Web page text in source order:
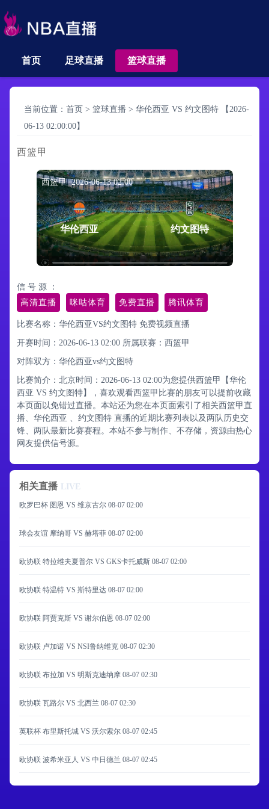
首页 足球直播 篮球直播
当前位置： 首页 > 篮球直播 > 华伦西亚 VS 约文图特 【2026-
06-13 02:00:00】
西篮甲
西篮甲 2026-06-13 02:00
华伦西亚 约文图特
信 号 源 ：
高清直播
咪咕体育 免费直播 腾讯体育
比赛名称：华伦西亚VS约文图特 免费视频直播
开赛时间：2026-06-13 02:00 所属联赛： 西篮甲
对阵双方：华伦西亚vs约文图特
比赛简介：北京时间：2026-06-13 02:00为您提供西篮甲【华伦
西亚 VS 约文图特】，喜欢观看西篮甲比赛的朋友可以提前收藏
本页面以免错过直播。本站还为您在本页面索引了相关西篮甲直
播、华伦西亚 、约文图特 直播的近期比赛列表以及两队历史交
锋、两队最新比赛赛程。本站不参与制作、不存储，资源由热心
网友提供信号源。
相关直播 LIVE
欧罗巴杯 图恩 VS 维京古尔 08-07 02:00
球会友谊 摩纳哥 VS 赫塔菲 08-07 02:00
欧协联 特拉维夫夏普尔 VS GKS卡托威斯 08-07 02:00
欧协联 特温特 VS 斯特里达 08-07 02:00
欧协联 阿贾克斯 VS 谢尔伯恩 08-07 02:00
欧协联 卢加诺 VS NSI鲁纳维克 08-07 02:30
欧协联 布拉加 VS 明斯克迪纳摩 08-07 02:30
欧协联 瓦路尔 VS 北西兰 08-07 02:30
英联杯 布里斯托城 VS 沃尔索尔 08-07 02:45
欧协联 波希米亚人 VS 中日德兰 08-07 02:45